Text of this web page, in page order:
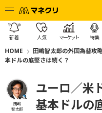
新着 人気 マーケット 特集
HOME 田嶋智太郎の外国為替攻
本ドルの底堅さは続く？
田嶋
智太郎
ユーロ／米
基本ドルの